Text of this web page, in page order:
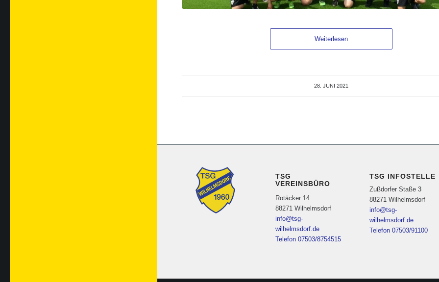
Weiterlesen
28. JUNI 2021
TSG
VEREINSBÜRO
Rotäcker 14
88271 Wilhelmsdorf
info@tsg-
wilhelmsdorf.de
Telefon 07503/8754515
TSG INFOSTELLE
Zußdorfer Staße 3
88271 Wilhelmsdorf
info@tsg-
wilhelmsdorf.de
Telefon 07503/91100